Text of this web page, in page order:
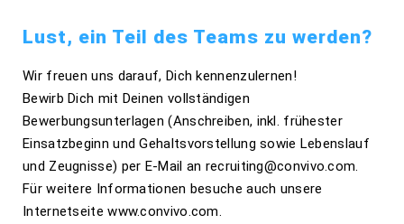
Lust, ein Teil des Teams zu werden?
Wir freuen uns darauf, Dich kennenzulernen!
Bewirb Dich mit Deinen vollständigen
Bewerbungsunterlagen (Anschreiben, inkl. frühester
Einsatzbeginn und Gehaltsvorstellung sowie Lebenslauf
und Zeugnisse) per E-Mail an recruiting@convivo.com.
Für weitere Informationen besuche auch unsere
Internetseite www.convivo.com.